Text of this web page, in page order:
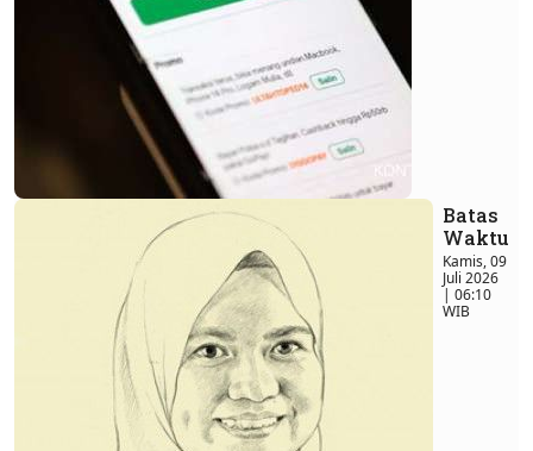
Batas
Waktu
Kamis, 09
Juli 2026
| 06:10
WIB